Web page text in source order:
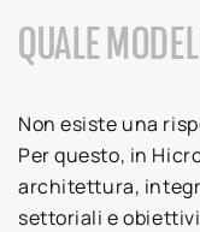
QUALE
Non esiste una
Per questo, in
architettura,
settoriali e